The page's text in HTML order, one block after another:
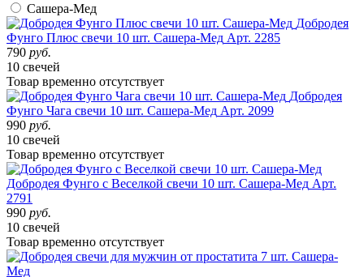
Сашера-Мед
Добродея
Фунго Плюс свечи 10 шт. Сашера-Мед Арт. 2285
790 руб.
10 свечей
Товар временно отсутствует
Добродея
Фунго Чага свечи 10 шт. Сашера-Мед Арт. 2099
990 руб.
10 свечей
Товар временно отсутствует
Добродея Фунго с Веселкой свечи 10 шт. Сашера-Мед Арт.
2791
990 руб.
10 свечей
Товар временно отсутствует